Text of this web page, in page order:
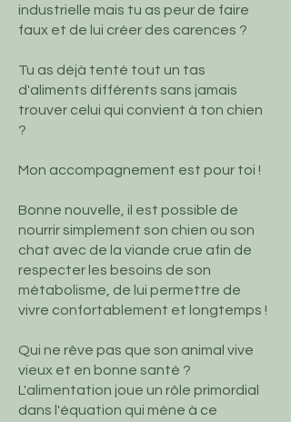
industrielle mais tu as peur de faire
faux et de lui créer des carences ?
Tu as déjà tenté tout un tas
d'aliments différents sans jamais
trouver celui qui convient à ton chien
?
Mon accompagnement est pour toi !
Bonne nouvelle, il est possible de
nourrir simplement son chien ou son
chat avec de la viande crue afin de
respecter les besoins de son
métabolisme, de lui permettre de
vivre confortablement et longtemps !
Qui ne rêve pas que son animal vive
vieux et en bonne santé ?
L'alimentation joue un rôle primordial
dans l'équation qui mène à ce